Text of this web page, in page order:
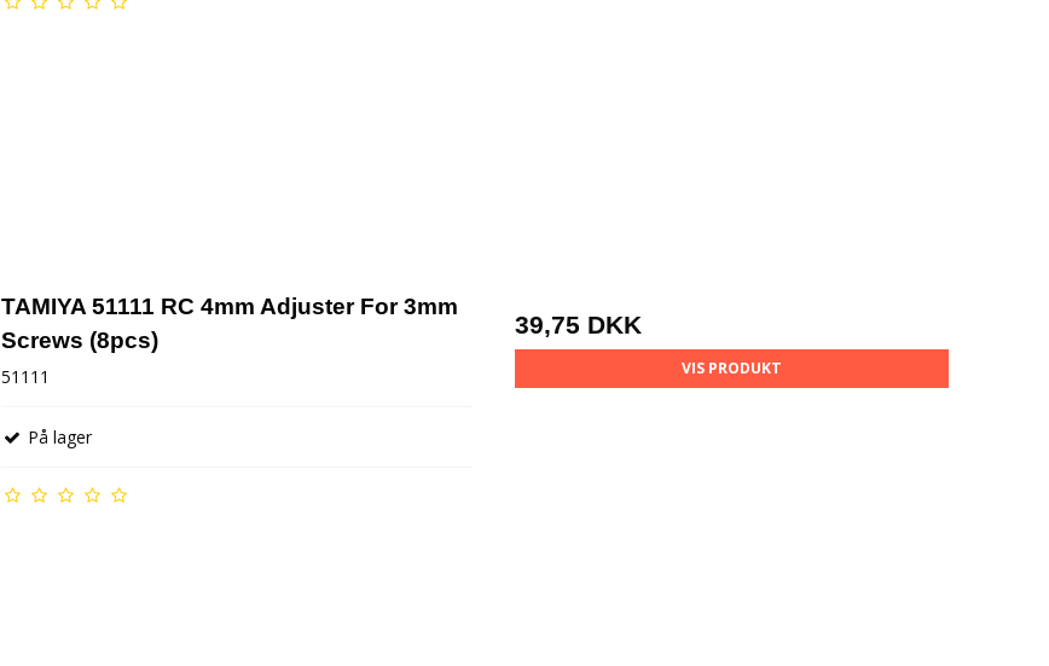
TAMIYA 51111 RC 4mm Adjuster For 3mm
Screws (8pcs)
51111
På lager
39,75 DKK
VIS PRODUKT